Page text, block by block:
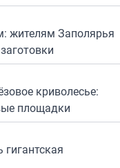
жителям Заполярья
криволесье:
площадки